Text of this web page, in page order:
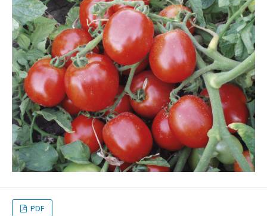
PDF